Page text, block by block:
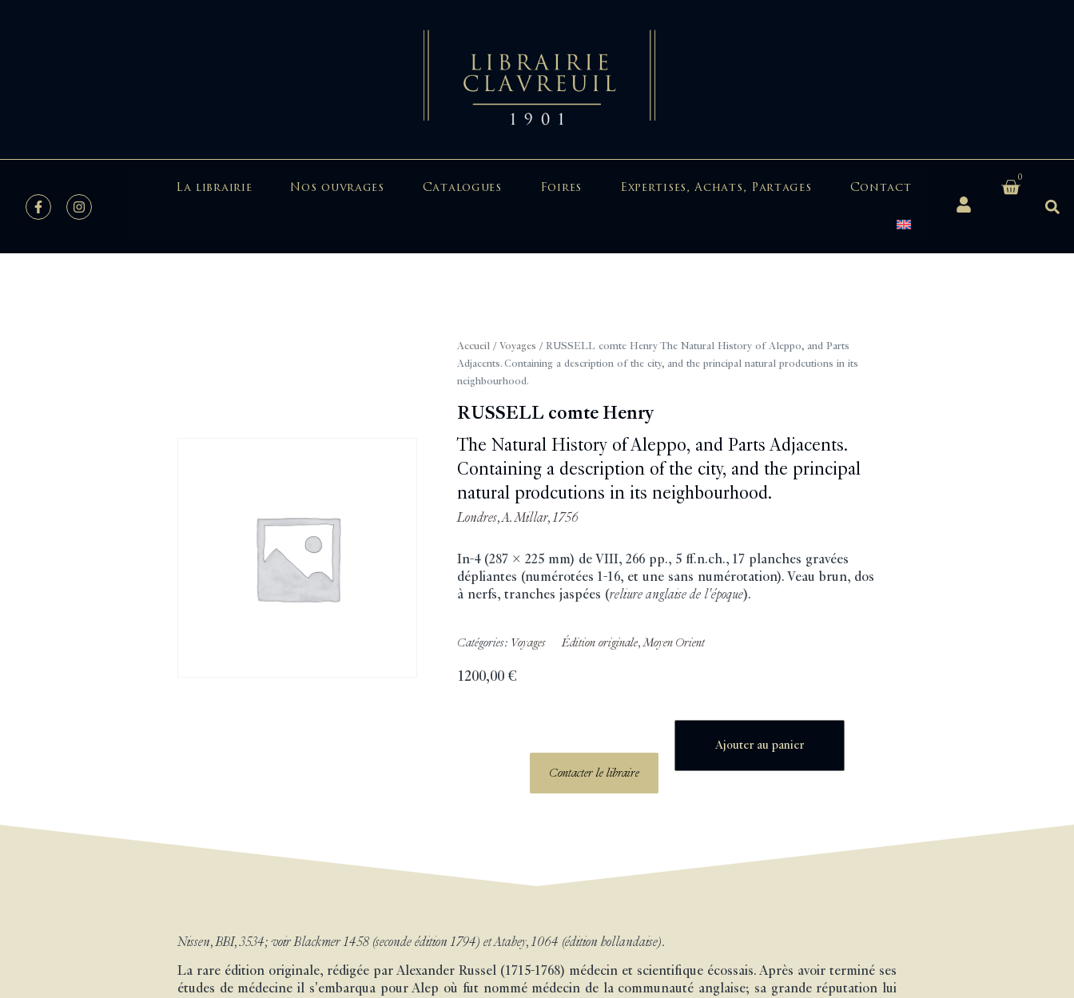
La librairie Nos ouvrages Catalogues Foires Expertises, Achats, Partages Contact
0
Accueil/ Voyages / RUSSELL comte Henry The Natural History of Aleppo, and Parts
Adjacents. Containing a description of the city, and the principal natural prodcutions in its
neighbourhood.
RUSSELL comte Henry
The Natural History of Aleppo, and Parts Adjacents.
Containing a description of the city, and the principal
natural prodcutions in its neighbourhood.
Londres, A. Millar, 1756
In-4 (287 x 225 mm) de VIII, 266 pp., 5 ff.n.ch., 17 planches gravées
dépliantes (numérotées 1-16, et une sans numérotation). Veau brun, dos
à nerfs, tranches jaspées (reliure anglaise de l'époque).
Catégories: Voyages Édition originale,Moyen Orient
1200,00€
Contacter le libraire
Ajouter au panier
Nissen, BBI, 3534; voir Blackmer 1458 (seconde édition 1794) et Atabey, 1064 (édition hollandaise).
La rare édition originale, rédigée par Alexander Russel (1715-1768) médecin et scientifique écossais. Après avoir terminé ses
études de médecine il s'embarqua pour Alep où fut nommé médecin de la communauté anglaise; sa grande réputation lui